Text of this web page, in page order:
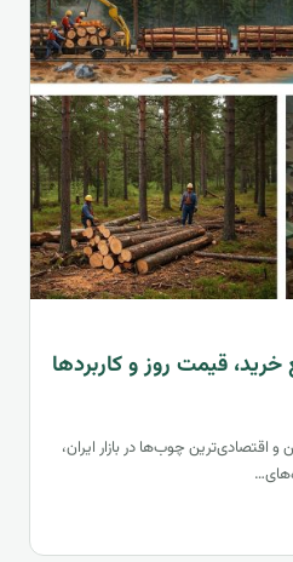
قیمت روز و کاربردها
اقتصادی‌ترین چوب‌ها در بازار ایران،